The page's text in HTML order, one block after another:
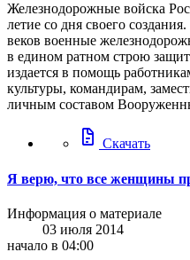
Железнодорожные войска
летие со дня своего
веков военные
в едином ратном строю
издается в помощь
культуры, командирам,
личным составом
docs Скачать
Я верю, что все женщины
Информация о материале
03 июля 2014
начало в 04:00